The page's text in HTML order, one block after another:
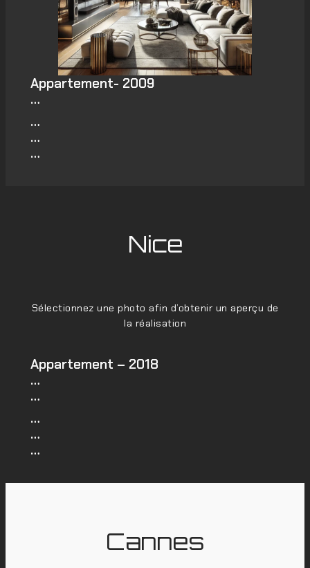
Appartement- 2009
…
…
…
…
Nice
Sélectionnez une photo afin d’obtenir un aperçu de
la réalisation
Appartement – 2018
…
…
…
…
…
Cannes